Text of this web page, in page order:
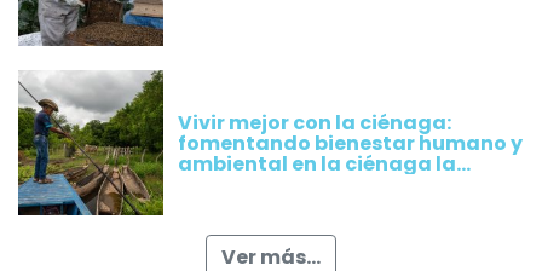
Vivir mejor con la ciénaga:
fomentando bienestar humano y
ambiental en la ciénaga la
Ver más...